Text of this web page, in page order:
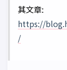
其文章:
https://
/